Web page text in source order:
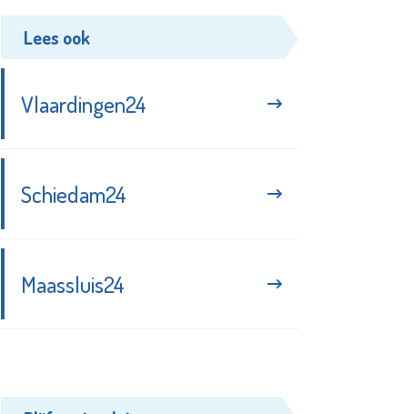
Lees ook
Vlaardingen24
Schiedam24
Maassluis24